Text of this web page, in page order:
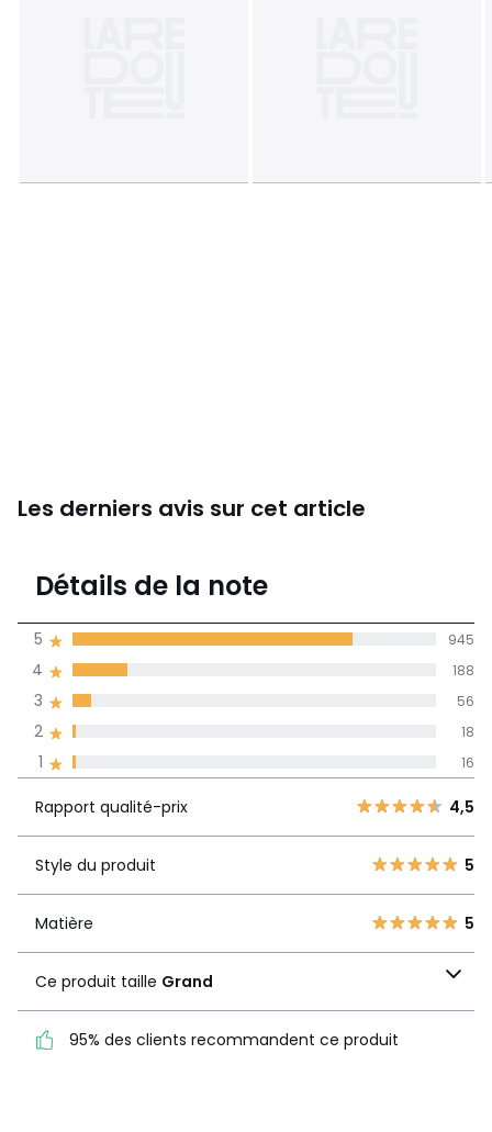
Les derniers avis sur cet article
4,7
de moyenne
obtenue sur
1
3
4,5
5
5
95% des clients
Détails de la note
1 16
2 18
3 56
4 188
5 945
Rapport qualité-prix 4,5
Style du produit 5
Matière 5
Ce produit taille Grand
95% des clients recommandent ce produit